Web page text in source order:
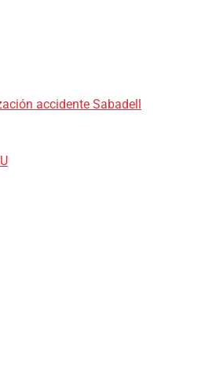
accidente Sabadell